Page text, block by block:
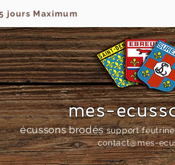
jours Maximum
mes-
écussons brodés support
contact@mes-